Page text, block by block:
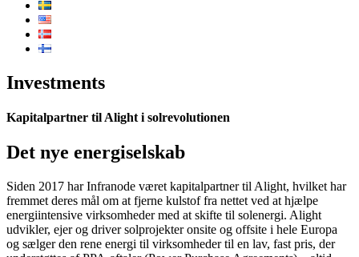
Investments
Kapitalpartner til Alight i solrevolutionen
Det nye energiselskab
Siden 2017 har Infranode været kapitalpartner til Alight, hvilket har
fremmet deres mål om at fjerne kulstof fra nettet ved at hjælpe
energiintensive virksomheder med at skifte til solenergi. Alight
udvikler, ejer og driver solprojekter onsite og offsite i hele Europa
og sælger den rene energi til virksomheder til en lav, fast pris, der